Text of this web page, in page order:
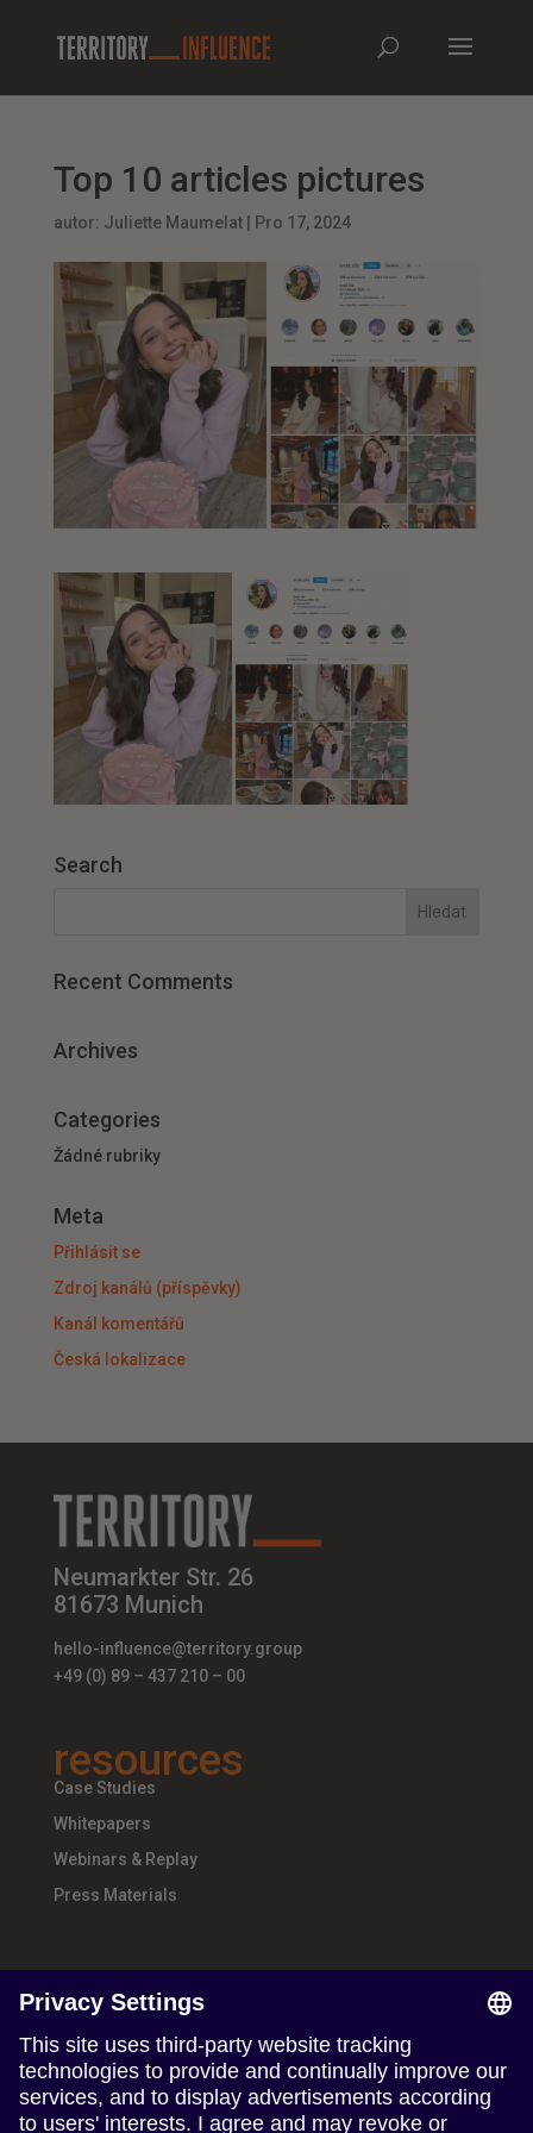
Top 10 articles pictures
autor: Juliette Maumelat| Pro 17, 2024
Search
Recent Comments
Archives
Categories
Žádné rubriky
Meta
Přihlásit se
Zdroj kanálů (příspěvky)
Kanál komentářů
Česká lokalizace
Neumarkter Str. 26
81673 Munich
hello-influence@territory.group
+49 (0) 89 – 437 210 – 00
resources
Case Studies
Whitepapers
Webinars & Replay
Press Materials
about
About Us
Teams & Offices
Careers